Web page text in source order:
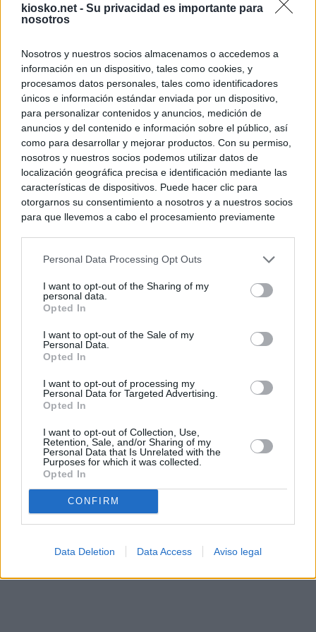
kiosko.net - Su privacidad es importante para
nosotros
Nosotros y nuestros socios almacenamos o accedemos a
información en un dispositivo, tales como cookies, y
procesamos datos personales, tales como identificadores
únicos e información estándar enviada por un dispositivo,
para personalizar contenidos y anuncios, medición de
anuncios y del contenido e información sobre el público, así
como para desarrollar y mejorar productos. Con su permiso,
nosotros y nuestros socios podemos utilizar datos de
localización geográfica precisa e identificación mediante las
características de dispositivos. Puede hacer clic para
otorgarnos su consentimiento a nosotros y a nuestros socios
para que llevemos a cabo el procesamiento previamente
negar su consentimiento. Tenga en cuenta que algún
de su consentimiento, pero usted tiene el derecho de
rechazar tal procesamiento. Sus preferencias se aplicarán
cualquier momento entrando de nuevo en este sitio web o
visitando nuestra política de privacidad.
Personal Data Processing Opt Outs
I want to opt-out of the Sharing of my
personal data.
Opted In
I want to opt-out of the Sale of my
Personal Data.
Opted In
I want to opt-out of processing my
Personal Data for Targeted Advertising.
Opted In
I want to opt-out of Collection, Use,
Retention, Sale, and/or Sharing of my
Personal Data that Is Unrelated with the
Purposes for which it was collected.
Opted In
CONFIRM
Data Deletion Data Access Aviso legal